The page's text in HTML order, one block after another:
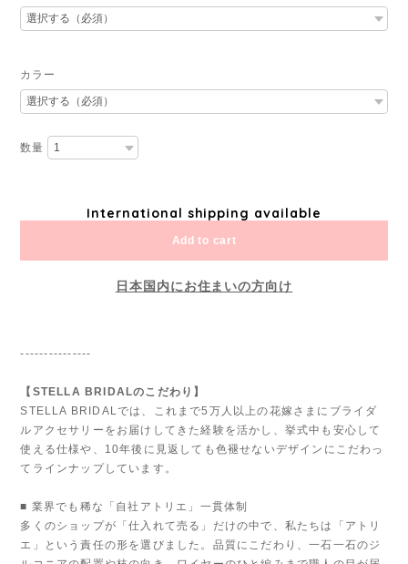
カラー
数量
International shipping available
Add to cart
日本国内にお住まいの方向け
---------------
【STELLA BRIDALのこだわり】
STELLA BRIDALでは、これまで5万人以上の花嫁さまにブライダ
ルアクセサリーをお届けしてきた経験を活かし、挙式中も安心して
使える仕様や、10年後に見返しても色褪せないデザインにこだわっ
てラインナップしています。
■ 業界でも稀な「自社アトリエ」一貫体制
多くのショップが「仕入れて売る」だけの中で、私たちは「アトリ
エ」という責任の形を選びました。品質にこだわり、一石一石のジ